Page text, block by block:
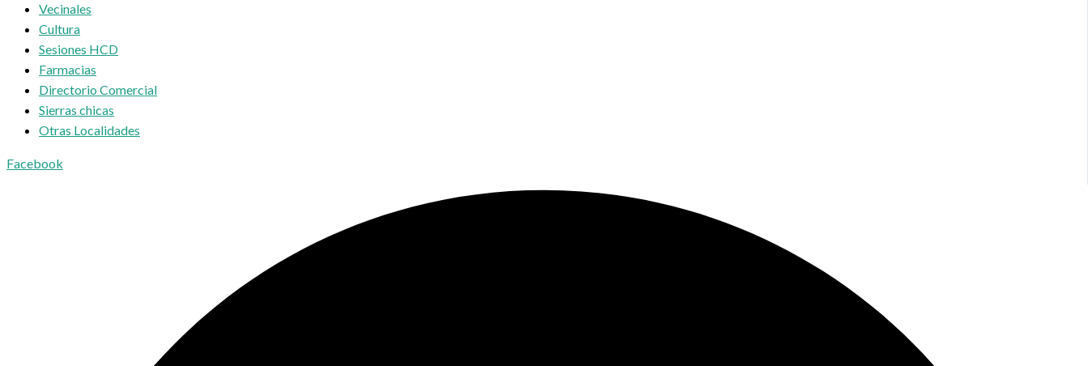
Vecinales
Cultura
Sesiones HCD
Farmacias
Directorio Comercial
Sierras chicas
Otras Localidades
Facebook